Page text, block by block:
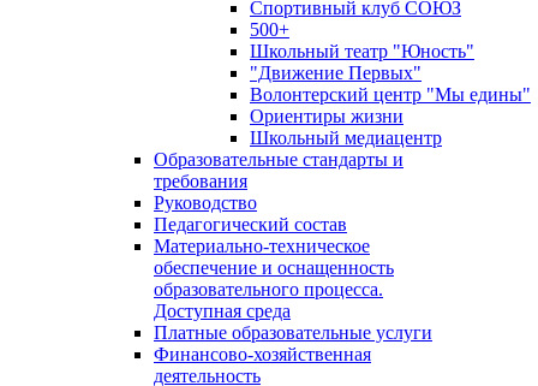
Спортивный клуб СОЮЗ
500+
Школьный театр "Юность"
"Движение Первых"
Волонтерский центр "Мы едины"
Ориентиры жизни
Школьный медиацентр
Образовательные стандарты и
требования
Руководство
Педагогический состав
Материально-техническое
обеспечение и оснащенность
образовательного процесса.
Доступная среда
Платные образовательные услуги
Финансово-хозяйственная
деятельность